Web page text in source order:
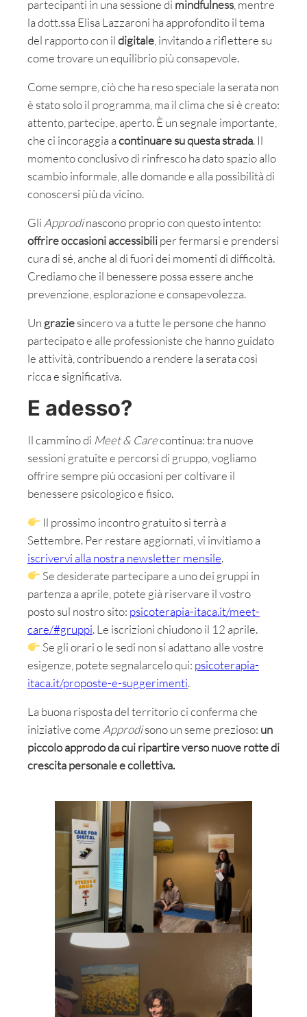
partecipanti in una sessione di mindfulness, mentre
la dott.ssa Elisa Lazzaroni ha approfondito il tema
del rapporto con ildigitale, invitando a riflettere su
come trovare un equilibrio più consapevole.
Come sempre, ciò che ha reso speciale la serata non
è stato solo il programma, ma il clima che si è creato:
attento, partecipe, aperto. È un segnale importante,
che ci incoraggia acontinuare su questa strada. Il
momento conclusivo di rinfresco ha dato spazio allo
scambio informale, alle domande e alla possibilità di
conoscersi più da vicino.
GliApprodinascono proprio con questo intento:
offrire occasioni accessibiliper fermarsi e prendersi
cura di sé, anche al di fuori dei momenti di difficoltà.
Crediamo che il benessere possa essere anche
prevenzione, esplorazione e consapevolezza.
Un graziesincero va a tutte le persone che hanno
partecipato e alle professioniste che hanno guidato
le attività, contribuendo a rendere la serata così
ricca e significativa.
E adesso?
Il cammino di Meet & Carecontinua: tra nuove
sessioni gratuite e percorsi di gruppo, vogliamo
offrire sempre più occasioni per coltivare il
benessere psicologico e fisico.
Il prossimo incontro gratuito si terrà a
Settembre. Per restare aggiornati, vi invitiamo a
iscrivervi alla nostra newsletter mensile.
Se desiderate partecipare a uno dei gruppi in
partenza a aprile, potete già riservare il vostro
posto sul nostro sito: psicoterapia-itaca.it/meet-
care/#gruppi. Le iscrizioni chiudono il 12 aprile.
Se gli orari o le sedi non si adattano alle vostre
esigenze, potete segnalarcelo qui: psicoterapia-
itaca.it/proposte-e-suggerimenti.
La buona risposta del territorio ci conferma che
iniziative come Approdisono un seme prezioso: un
piccolo approdo da cui ripartire verso nuove rotte di
crescita personale e collettiva.